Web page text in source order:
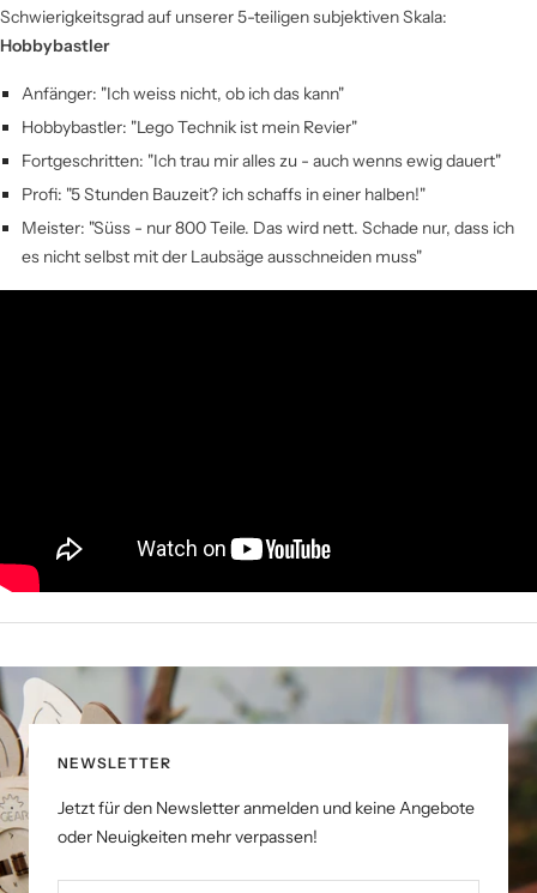
Schwierigkeitsgrad auf unserer 5-teiligen subjektiven Skala:
Hobbybastler
Anfänger: "Ich weiss nicht, ob ich das kann"
Hobbybastler: "Lego Technik ist mein Revier"
Fortgeschritten: "Ich trau mir alles zu - auch wenns ewig dauert"
Profi: "5 Stunden Bauzeit? ich schaffs in einer halben!"
Meister: "Süss - nur 800 Teile. Das wird nett. Schade nur, dass ich
es nicht selbst mit der Laubsäge ausschneiden muss"
NEWSLETTER
Jetzt für den Newsletter anmelden und keine Angebote
oder Neuigkeiten mehr verpassen!